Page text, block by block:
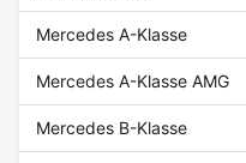
Mercedes A-Klasse
Mercedes A-Klasse AMG
Mercedes B-Klasse